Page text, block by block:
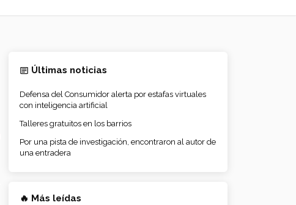
Últimas noticias
Defensa del Consumidor alerta por estafas virtuales
con inteligencia artificial
Talleres gratuitos en los barrios
Por una pista de investigación, encontraron al autor de
una entradera
🔥 Más leídas